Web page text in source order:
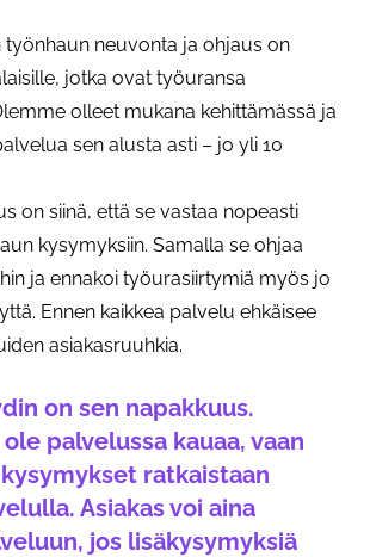
työnhaun neuvonta ja ohjaus on
jotka ovat työuransa
olleet mukana kehittämässä ja
sen alusta asti – jo yli 10
on siinä, että se vastaa nopeasti
kysymyksiin. Samalla se ohjaa
ja ennakoi työurasiirtymiä myös jo
Ennen kaikkea palvelu ehkäisee
asiakasruuhkia.
on sen napakkuus.
palvelussa kauaa, vaan
ratkaistaan
Asiakas voi aina
jos lisäkysymyksiä